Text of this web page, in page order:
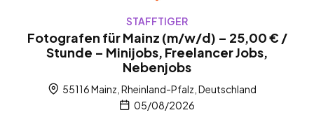
STAFFTIGER
Fotografen für Mainz (m/w/d) – 25,00 € /
Stunde – Minijobs, Freelancer Jobs,
Nebenjobs
55116 Mainz, Rheinland-Pfalz, Deutschland
05/08/2026